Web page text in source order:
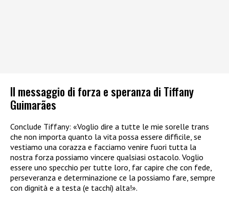
Il messaggio di forza e speranza di Tiffany
Guimarães
Conclude Tiffany: «Voglio dire a tutte le mie sorelle trans
che non importa quanto la vita possa essere difficile, se
vestiamo una corazza e facciamo venire fuori tutta la
nostra forza possiamo vincere qualsiasi ostacolo. Voglio
essere uno specchio per tutte loro, far capire che con fede,
perseveranza e determinazione ce la possiamo fare, sempre
con dignità e a testa (e tacchi) alta!».